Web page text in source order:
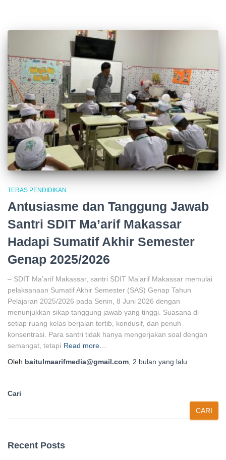
TERAS PENDIDIKAN
Antusiasme dan Tanggung Jawab
Santri SDIT Ma’arif Makassar
Hadapi Sumatif Akhir Semester
Genap 2025/2026
– SDIT Ma’arif Makassar, santri SDIT Ma’arif Makassar memulai
pelaksanaan Sumatif Akhir Semester (SAS) Genap Tahun
Pelajaran 2025/2026 pada Senin, 8 Juni 2026 dengan
menunjukkan sikap tanggung jawab yang tinggi. Suasana di
setiap ruang kelas berjalan tertib, kondusif, dan penuh
konsentrasi. Para santri tidak hanya mengerjakan soal dengan
semangat, tetapi Read more…
Oleh baitulmaarifmedia@gmail.com, 2 bulan yang lalu
Cari
CARI
Recent Posts